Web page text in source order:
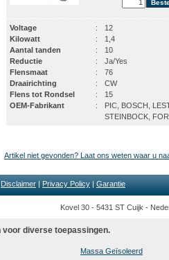
Voltage :
12
Kilowatt
:
1,4
Aantal tanden
:
10
Reductie
:
Ja/Yes
Flensmaat
:
76
Draairichting
:
CW
Flens tot Rondsel
:
15
OEM-Fabrikant
:
PIC, BOSCH,
STEINBOCK,
Artikel niet gevonden? Laat ons weten waar u
Disclaimer | Privacy Policy | Garantie
Kovel 30 - 5431 ST Cuijk -
diverse toepassingen.
Massa Geïsoleerd